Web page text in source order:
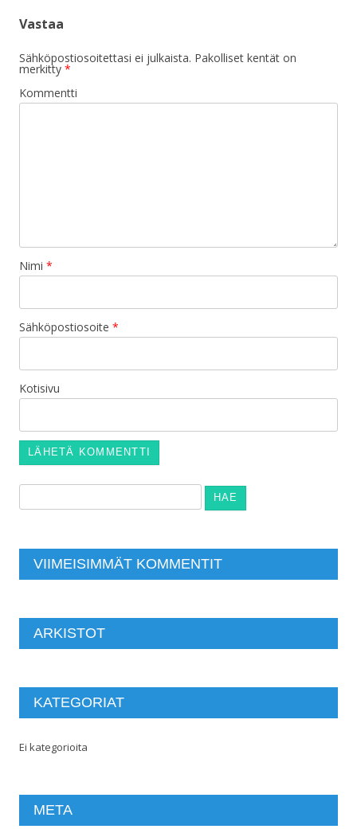
Vastaa
Sähköpostiosoitettasi ei julkaista. Pakolliset kentät on
merkitty *
Kommentti
Nimi *
Sähköpostiosoite *
Kotisivu
VIIMEISIMMÄT KOMMENTIT
ARKISTOT
KATEGORIAT
Ei kategorioita
META